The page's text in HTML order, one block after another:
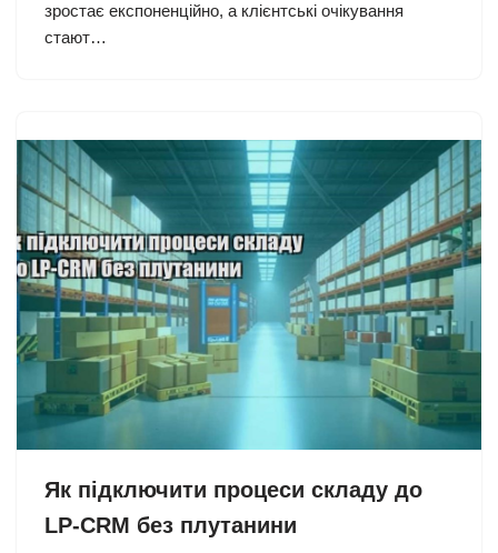
зростає експоненційно, а клієнтські очікування
стают…
Як підключити процеси складу до
LP-CRM без плутанини